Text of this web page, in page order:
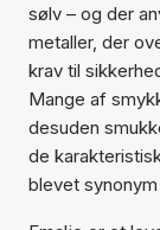
sølv – og der
metaller, der
krav til
Mange af
desuden
de
blevet